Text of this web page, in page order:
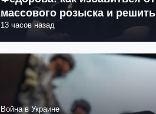
массового розыска и решить
проблему СОЧ
13 часов назад
Война в Украине